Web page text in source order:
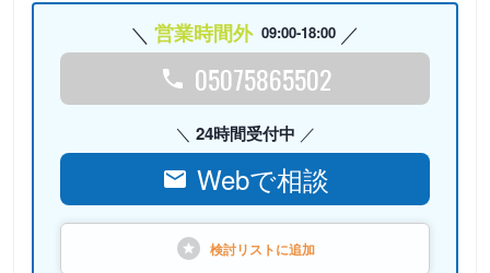
営業時間外 09:00-18:00
05075865502
24時間受付中
Webで相談
検討リストに追加